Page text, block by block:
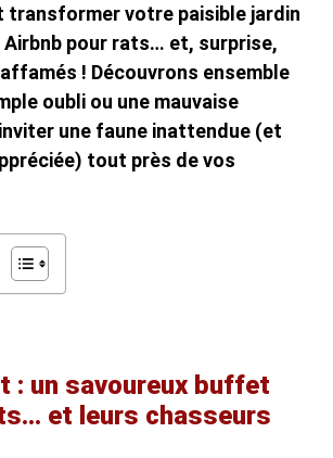
transformer votre paisible jardin
Airbnb pour rats… et, surprise,
! Découvrons ensemble
oubli ou une mauvaise
une faune inattendue (et
tout près de vos
: un savoureux buffet
et leurs chasseurs